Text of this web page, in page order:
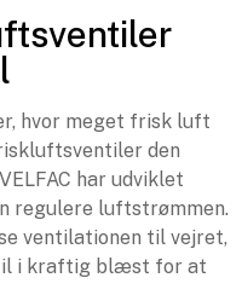
hvor meget frisk luft
den
har udviklet
regulere luftstrømmen.
ventilationen til vejret,
i kraftig blæst for at